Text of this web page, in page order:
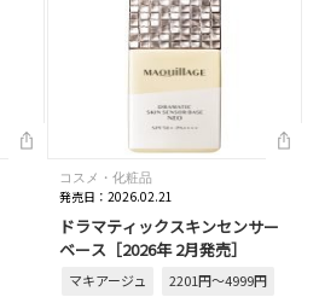
コスメ・化粧品
発売日：2026.02.21
ドラマティックスキンセンサー
ベース［2026年 2月発売］
マキアージュ 2201円～4999円